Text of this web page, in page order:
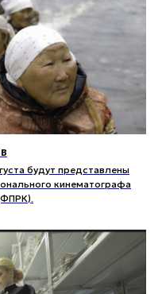
будут представлены
кинематографа